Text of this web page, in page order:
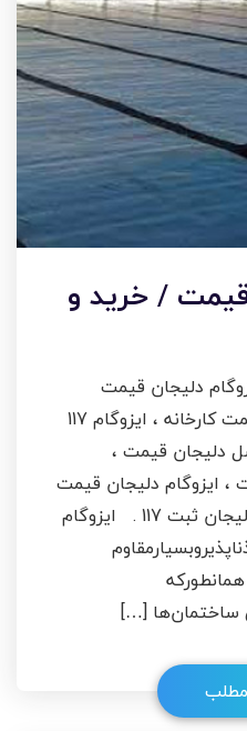
قیمت / خرید و
دلیجان قیمت
مناسب،ایزوگام دلیجان قیمت کارخانه ، ایزوگام 117
دلیجان قیمت ،
، ایزوگام دلیجان قیمت
صادراتی ، قیمت ایزوگام دلیجان ثبت 117 . ایزوگام
ساختمان‌ها […]
مطلب